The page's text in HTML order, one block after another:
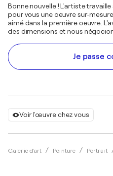
Voir l'œuvre chez vous
Galerie d'art Peinture Portrait
Bonne nouvelle ! L'artiste
pour vous une oeuvre sur-
aimé dans la première oeuvre.
des dimensions et nous
Je passe